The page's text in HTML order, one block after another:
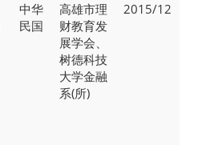
中华
民国
高雄市理
财教育发
展学会、
树德科技
大学金融
系(所)
2015/12